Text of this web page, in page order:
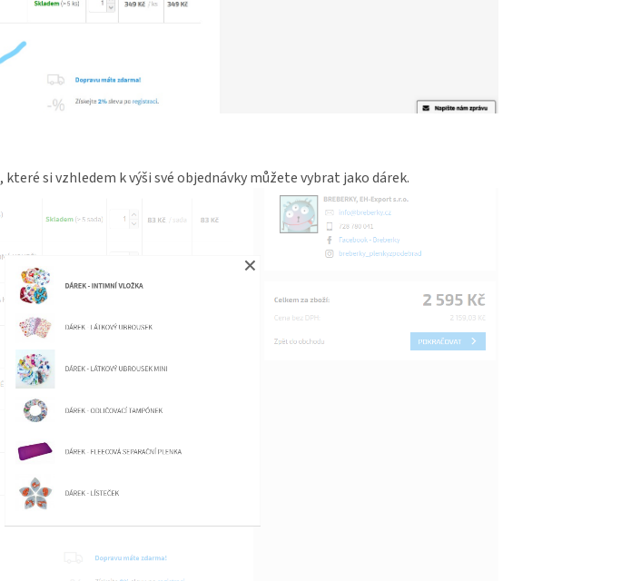
, které si vzhledem k výši své objednávky můžete vybrat jako dárek.